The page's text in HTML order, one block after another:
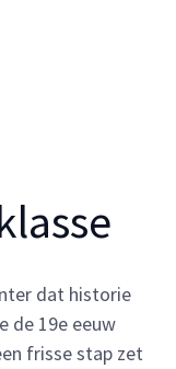
dat historie
de 19e eeuw
frisse stap zet